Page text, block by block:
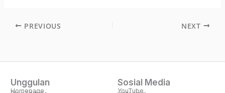
PREVIOUS NEXT
Unggulan
Homepage
Sosial Media
YouTube